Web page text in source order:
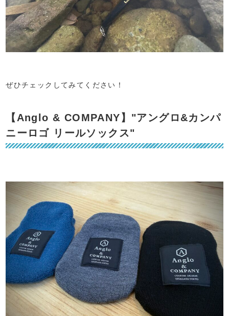
ぜひチェックしてみてください！
【Anglo & COMPANY】"アングロ&カンパ
ニーロゴ リールソックス"